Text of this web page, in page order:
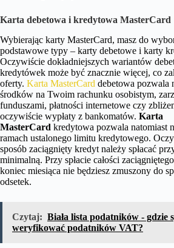
Karta debetowa i kredytowa MasterCard
Wybierając karty MasterCard, masz do
podstawowe typy – karty debetowe i karty
Oczywiście dokładniejszych wariantów
kredytówek może być znacznie więcej, co
oferty. Karta MasterCard debetowa pozwala
środków na Twoim rachunku osobistym,
funduszami, płatności internetowe czy
oczywiście wypłaty z bankomatów. Karta
MasterCard kredytowa pozwala natomiast
ramach ustalonego limitu kredytowego.
sposób zaciągnięty kredyt należy spłacać
minimalną. Przy spłacie całości
koniec miesiąca nie będziesz zmuszony do
odsetek.
Czytaj: Biała lista podatników - gdzie
weryfikować podatników VAT?